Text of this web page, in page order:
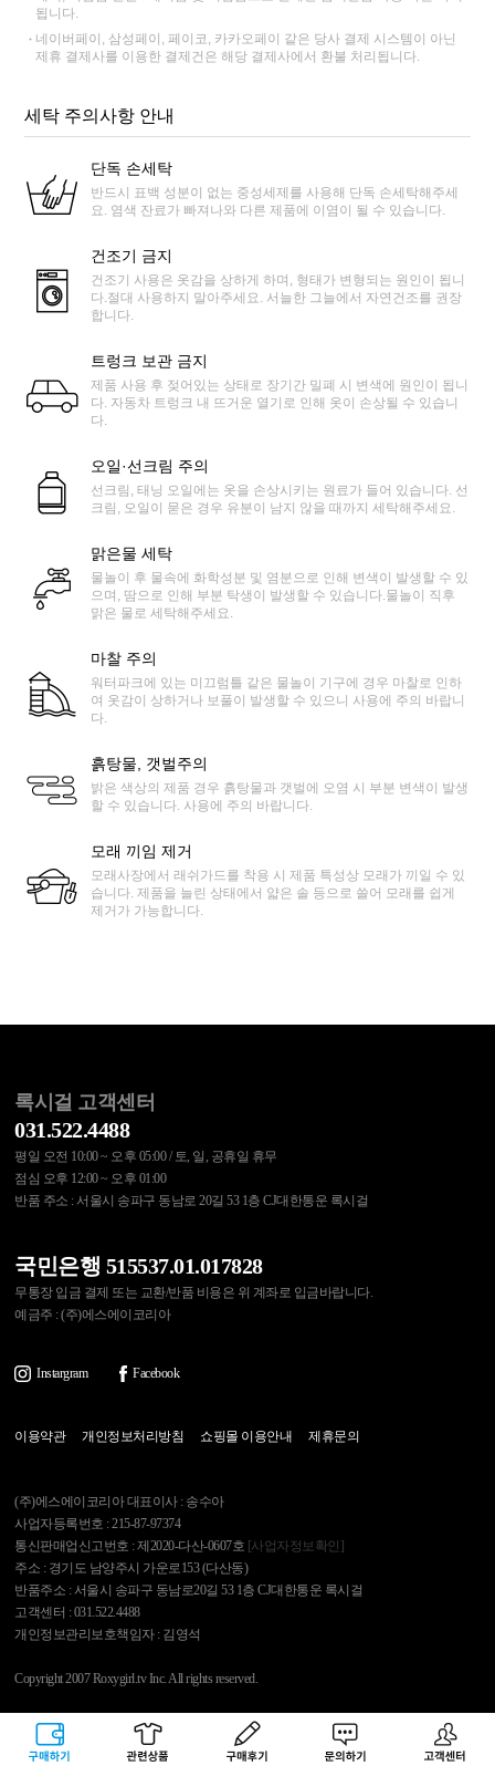
구매하기 관련상품 상품후기 문의하기 고객센터
됩니다.
네이버페이, 삼성페이, 페이코, 카카오페이 같은 당사 결제 시스템이 아닌
제휴 결제사를 이용한 결제건은 해당 결제사에서 환불 처리됩니다.
세탁 주의사항 안내
단독 손세탁
반드시 표백 성분이 없는 중성세제를 사용해 단독 손세탁해주세
요. 염색 잔료가 빠져나와 다른 제품에 이염이 될 수 있습니다.
건조기 금지
건조기 사용은 옷감을 상하게 하며, 형태가 변형되는 원인이 됩니
다.절대 사용하지 말아주세요. 서늘한 그늘에서 자연건조를 권장
합니다.
트렁크 보관 금지
제품 사용 후 젖어있는 상태로 장기간 밀폐 시 변색에 원인이 됩니
다. 자동차 트렁크 내 뜨거운 열기로 인해 옷이 손상될 수 있습니
다.
오일·선크림 주의
선크림, 태닝 오일에는 옷을 손상시키는 원료가 들어 있습니다. 선
크림, 오일이 묻은 경우 유분이 남지 않을 때까지 세탁해주세요.
맑은물 세탁
물놀이 후 물속에 화학성분 및 염분으로 인해 변색이 발생할 수 있
으며, 땀으로 인해 부분 탁생이 발생할 수 있습니다.물놀이 직후
맑은 물로 세탁해주세요.
마찰 주의
워터파크에 있는 미끄럼틀 같은 물놀이 기구에 경우 마찰로 인하
여 옷감이 상하거나 보풀이 발생할 수 있으니 사용에 주의 바랍니
다.
흙탕물, 갯벌주의
밝은 색상의 제품 경우 흙탕물과 갯벌에 오염 시 부분 변색이 발생
할 수 있습니다. 사용에 주의 바랍니다.
모래 끼임 제거
모래사장에서 래쉬가드를 착용 시 제품 특성상 모래가 끼일 수 있
습니다. 제품을 늘린 상태에서 얇은 솔 등으로 쓸어 모래를 쉽게
제거가 가능합니다.
록시걸 고객센터
031.522.4488
평일 오전 10:00 ~ 오후 05:00 / 토, 일, 공휴일 휴무
점심 오후 12:00 ~ 오후 01:00
반품 주소 : 서울시 송파구 동남로 20길 53 1층 CJ대한통운 록시걸
국민은행 515537.01.017828
무통장 입금 결제 또는 교환/반품 비용은 위 계좌로 입금바랍니다.
예금주 : (주)에스에이코리아
Instargram Facebook
이용약관 개인정보처리방침 쇼핑몰 이용안내 제휴문의
(주)에스에이코리아 대표이사 : 송수아
사업자등록번호 : 215-87-97374
통신판매업신고번호 : 제2020-다산-0607호 [사업자정보확인]
주소 : 경기도 남양주시 가운로153 (다산동)
반품주소 : 서울시 송파구 동남로20길 53 1층 CJ대한통운 록시걸
고객센터 : 031.522.4488
개인정보관리보호책임자 : 김영석
Copyright 2007 Roxygirl.tv Inc. All rights reserved.
록시걸 PC Ver